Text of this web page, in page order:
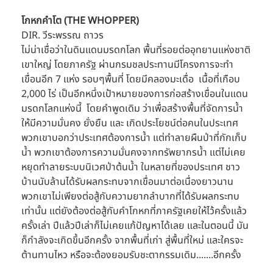
โกหกคำโต (THE WHOPPER)
DIR. วีระพรรณ ถาวร
ไม่น่าเชื่อว่าในดินแดนมรดกโลก พื้นที่รอยต่ออุทยานแห่งชาติ
เขาใหญ่ โดยภาครัฐ ผ่านกรมชลประทานมีโครงการจะทำ
เขื่อนอีก 7 แห่ง รอบๆพื้นที่ โดยมีคลองมะเดื่อ  เนื้อที่เกือบ
2,000 ไร่ เป็นอีกหนึ่งเป้าหมายของการก่อสร้างเขื่อนในแดน
มรดกโลกแห่งนี้  โดยคำพูดเดิม ว่าเพื่อสร้างพื้นที่จัดการน้ำ
ให้มีความมั่นคง ยั่งยืน และ เกิดประโยชน์ต่อคนในประเทศ
พวกเขาบอกว่าประเทศต้องการน้ำ แต่ทำลายผืนป่าที่กักเก็บ
น้ำ พวกเขาต้องการความมั่นคงจากทรัพยากรน้ำ แต่ไม่เคย
หยุดทำลายระบบนิเวศป่าต้นน้ำ ในหลายที่ของประเทศ ชาว
บ้านนับล้านได้รับผลกระทบจากเขื่อนมาต่อเนื่องยาวนาน
พวกเขาไม่เพียงต่อสู้กับความยากลำบากที่ได้รับผลกระทบ
เท่านั้น แต่ยังต้องต่อสู้กับคำโกหกที่ภาครัฐเคยให้ไว้ครั้งแล้ว
ครั้งเล่า ปีแล้วปีเล่าก็ไม่เคยแก้ปัญหาได้เลย และในตอนนี้ มัน
ก็กำลังจะเกิดขึ้นอีกครั้ง จากพื้นที่เก่า สู่พื้นที่ใหม่ และใครจะ
ต้านทานไหว หรือจะต้องยอมรับชะตากรรมเดิม.......อีกครั้ง